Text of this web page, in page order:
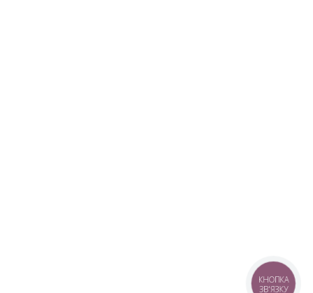
КНОПКА
ЗВ'ЯЗКУ